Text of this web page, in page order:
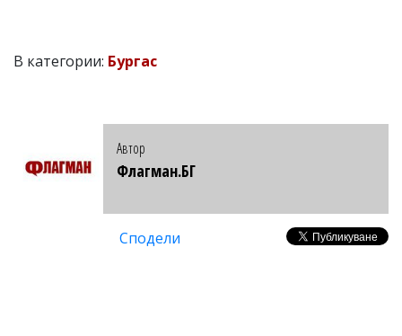
В категории: Бургас
Автор
Флагман.БГ
Сподели